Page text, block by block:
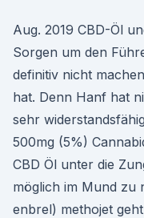
Aug. 2019 CBD-Öl
Sorgen um den
definitiv nicht
hat. Denn Hanf hat
sehr
500mg (5%)
CBD Öl unter die
möglich im Mund zu
enbrel) methojet